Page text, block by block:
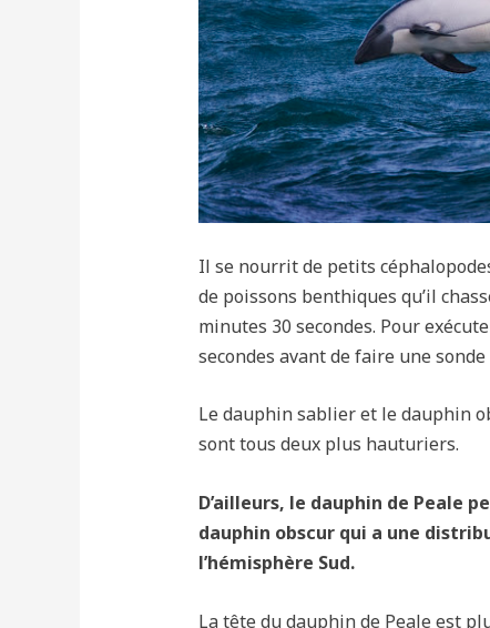
Il se nourrit de petits
de poissons benthiques qu’il
minutes 30 secondes. Pour
secondes avant de faire une
Le dauphin sablier et le dauphin
sont tous deux plus hauturiers.
D’ailleurs, le dauphin de Peale
dauphin obscur qui a une
l’hémisphère Sud.
La tête du dauphin de Peale est